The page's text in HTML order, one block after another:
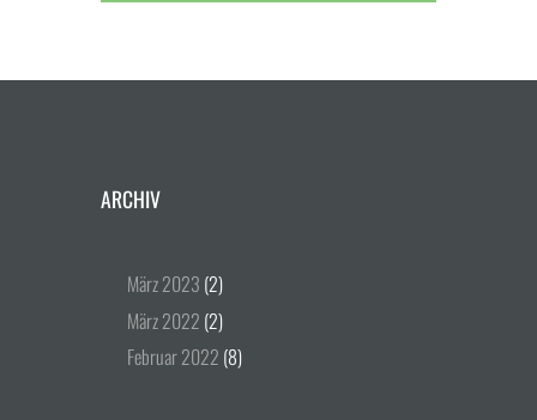
ARCHIV
März2023 (2)
März2022 (2)
Februar2022 (8)